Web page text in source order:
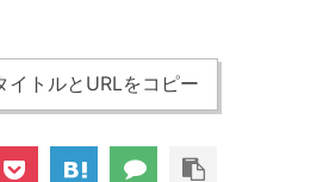
イトルとURLをコピー